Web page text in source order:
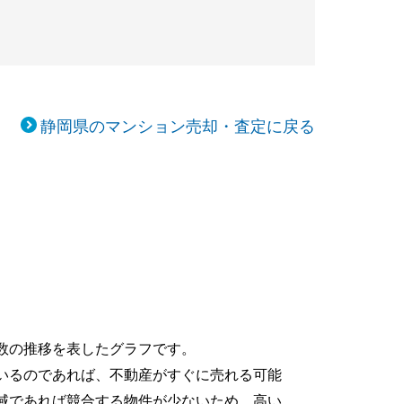
静岡県のマンション売却・査定に戻る
推移を表したグラフです。
るのであれば、不動産がすぐに売れる可能